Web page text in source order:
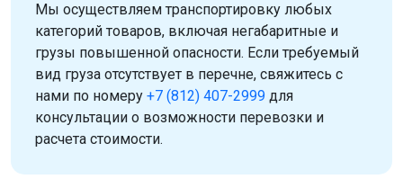
Мы осуществляем транспортировку любых
категорий товаров, включая негабаритные и
грузы повышенной опасности. Если требуемый
вид груза отсутствует в перечне, свяжитесь с
нами по номеру +7 (812) 407-2999 для
консультации о возможности перевозки и
расчета стоимости.